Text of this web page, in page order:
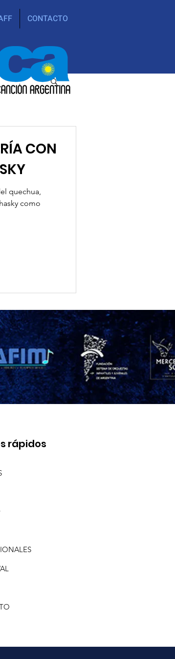
CONTACTO
CON
quechua,
como
rápidos